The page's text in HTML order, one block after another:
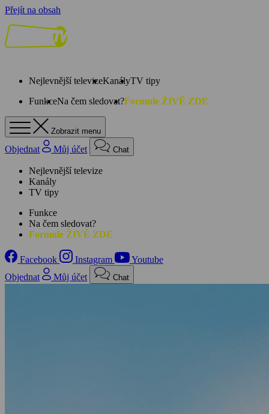
Přejít na obsah
Nejlevnější televizeKanályTV tipy
FunkceNa čem sledovat?Formule ŽIVĚ ZDE
Zobrazit menu
Objednat Můj účet Chat
Nejlevnější televize
Kanály
TV tipy
Funkce
Na čem sledovat?
Formule ŽIVĚ ZDE
Facebook Instagram
Youtube
Objednat
Můj účet Chat